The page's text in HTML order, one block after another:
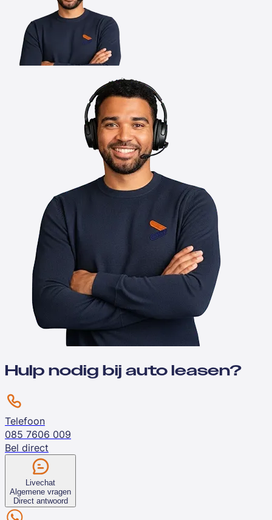
Hulp nodig bij auto leasen?
Telefoon
085 7606 009
Bel direct
Livechat
Algemene vragen
Direct antwoord